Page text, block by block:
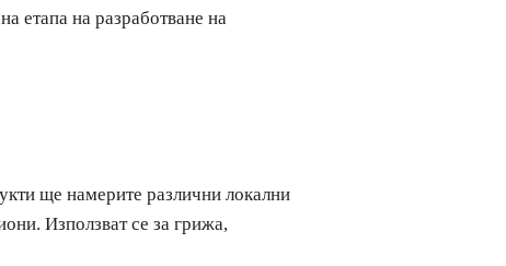
етапа на разработване на
ще намерите различни локални
Използват се за грижа,